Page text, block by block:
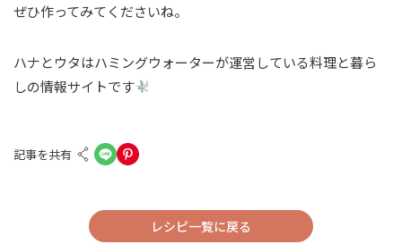
ぜひ作ってみてくださいね。
ハナとウタはハミングウォーターが運営している料理と暮ら
しの情報サイトです
記事を共有
レシピ一覧に戻る